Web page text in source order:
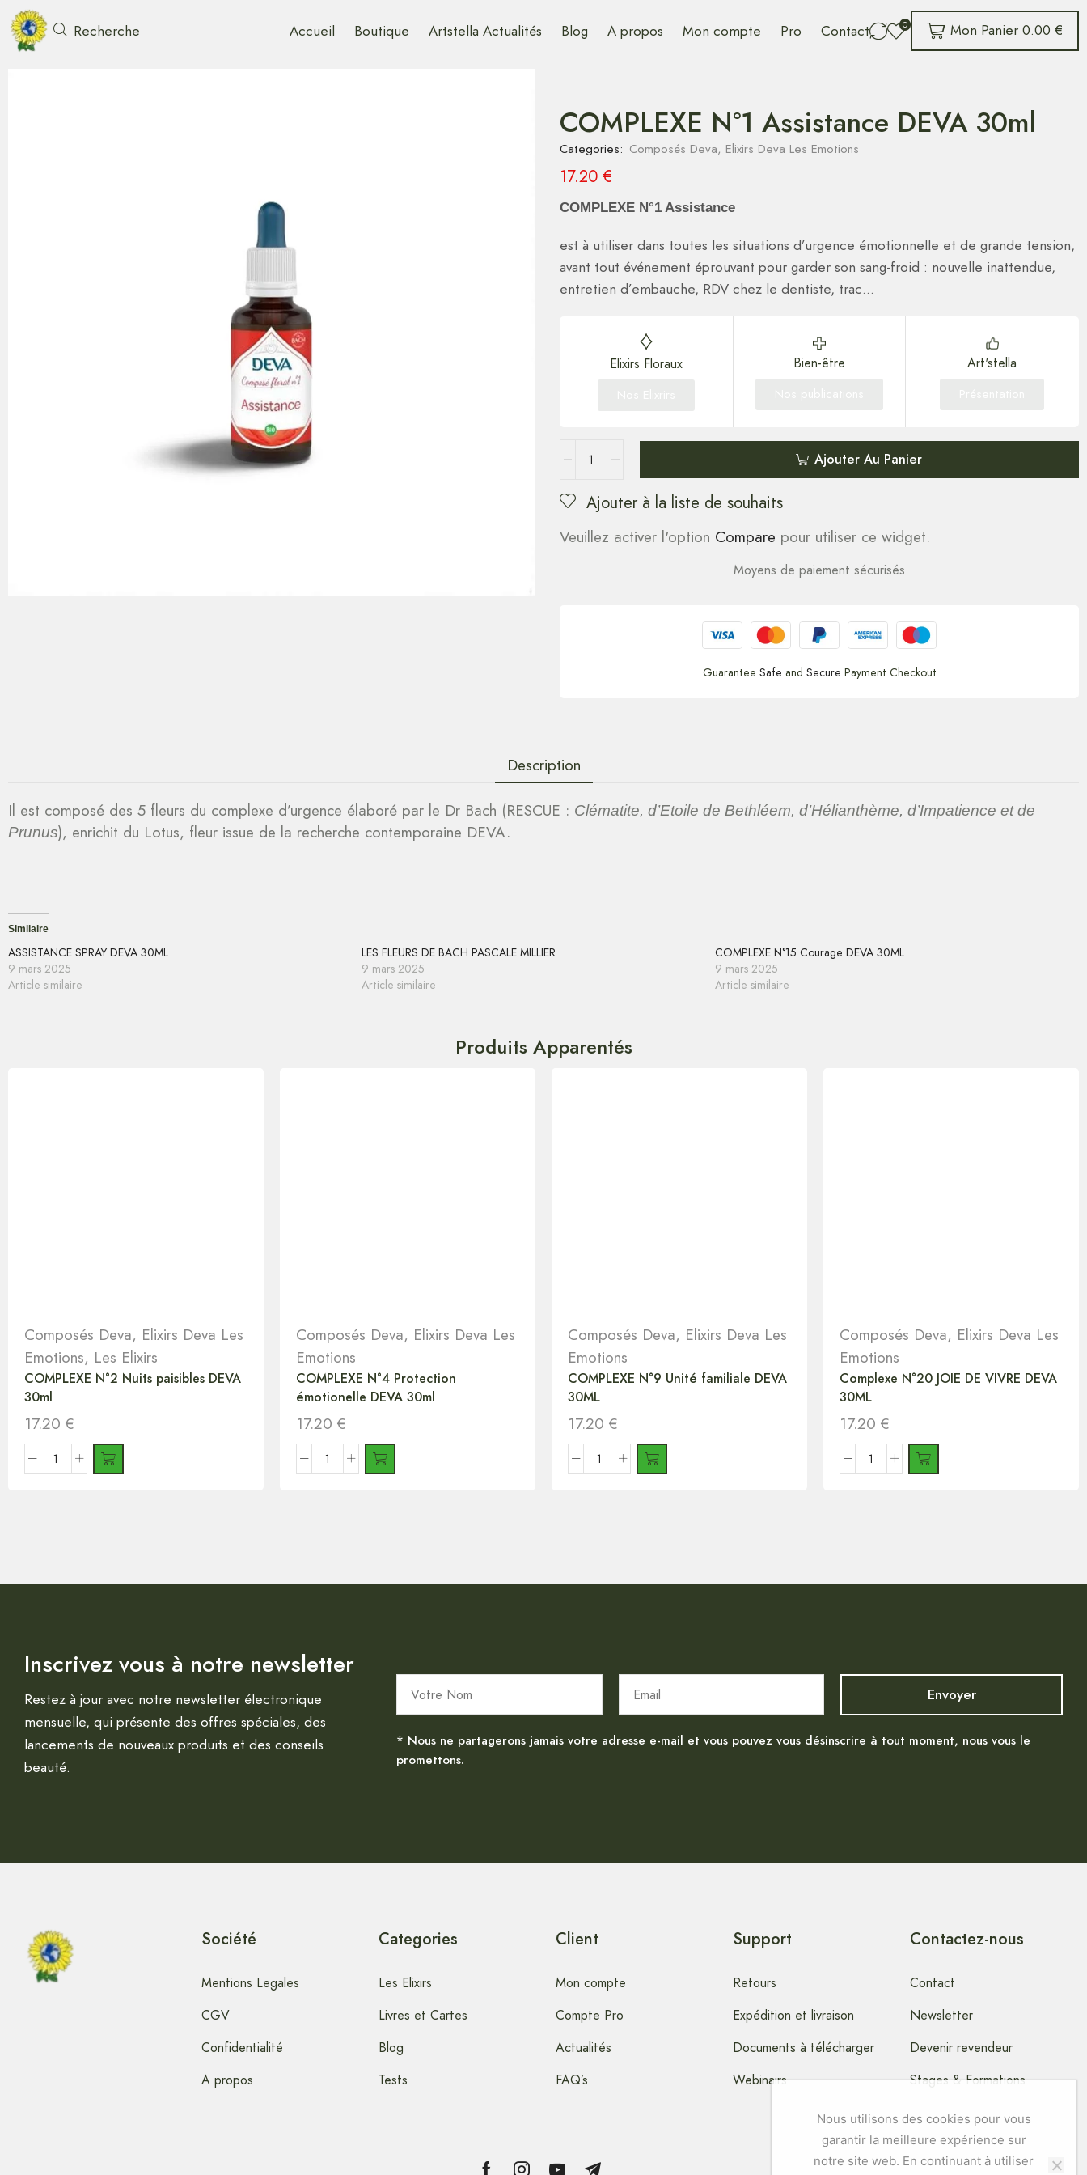
Recherche Accueil Boutique Artstella Actualités Blog A propos Mon compte Pro Contact 0 Mon Panier 0.00 €
COMPLEXE N°1 Assistance DEVA 30ml
Categories: Composés Deva, Elixirs Deva Les Emotions
17.20 €
COMPLEXE N°1 Assistance
est à utiliser dans toutes les situations d’urgence émotionnelle et de grande tension,
avant tout événement éprouvant pour garder son sang-froid : nouvelle inattendue,
entretien d’embauche, RDV chez le dentiste, trac…
Elixirs Floraux Bien-être Art'stella
Ajouter Au Panier
Ajouter à la liste de souhaits
Veuillez activer l'option Compare pour utiliser ce widget.
Moyens de paiement sécurisés
Guarantee Safe and Secure Payment Checkout
Description
Il est composé des 5 fleurs du complexe d’urgence élaboré par le Dr Bach (RESCUE : Clématite, d’Etoile de Bethléem, d’Hélianthème, d’Impatience et de
Prunus), enrichit du Lotus, fleur issue de la recherche contemporaine DEVA.
Similaire
ASSISTANCE SPRAY DEVA 30ML
9 mars 2025
Article similaire
LES FLEURS DE BACH PASCALE MILLIER
9 mars 2025
Article similaire
COMPLEXE N°15 Courage DEVA 30ML
9 mars 2025
Article similaire
Produits Apparentés
Composés Deva, Elixirs Deva Les
Emotions, Les Elixirs
COMPLEXE N°2 Nuits paisibles DEVA
30ml
17.20 €
Composés Deva, Elixirs Deva Les
Emotions
COMPLEXE N°4 Protection
émotionelle DEVA 30ml
17.20 €
Composés Deva, Elixirs Deva Les
Emotions
COMPLEXE N°9 Unité familiale DEVA
30ML
17.20 €
Composés Deva, Elixirs Deva Les
Emotions
Complexe N°20 JOIE DE VIVRE DEVA
30ML
17.20 €
Inscrivez vous à notre newsletter
Restez à jour avec notre newsletter électronique
mensuelle, qui présente des offres spéciales, des
lancements de nouveaux produits et des conseils
beauté.
* Nous ne partagerons jamais votre adresse e-mail et vous pouvez vous désinscrire à tout moment, nous vous le
promettons.
Société
Mentions Legales
CGV
Confidentialité
A propos
Categories
Les Elixirs
Livres et Cartes
Blog
Tests
Client
Mon compte
Compte Pro
Actualités
FAQ’s
Support
Retours
Expédition et livraison
Documents à télécharger
Webinairs
Contactez-nous
Contact
Newsletter
Devenir revendeur
Stages & Formations
Nous utilisons des cookies pour vous
garantir la meilleure expérience sur
notre site web. En continuant à utiliser